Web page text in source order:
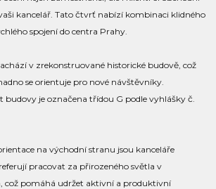
kancelář. Tato čtvrť nabízí kombinaci klidného
spojení do centra Prahy.
v zrekonstruované historické budově, což
se orientuje pro nové návštěvníky.
budovy je označena třídou G podle vyhlášky č.
na východní stranu jsou kanceláře
pracovat za přirozeného světla v
což pomáhá udržet aktivní a produktivní